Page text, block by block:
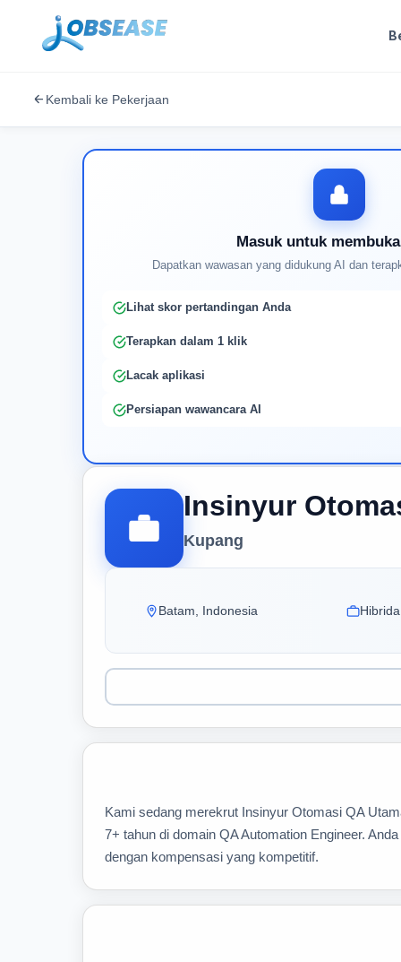
Kembali ke Pekerjaan
Insinyur
Kupang
Batam, Indonesia Hibrida
Kami sedang merekrut Insinyur Otomasi QA
7+ tahun di domain QA Automation Engineer.
dengan kompensasi yang kompetitif.
Masuk untuk
Dapatkan wawasan yang didukung AI dan
Lihat skor pertandingan Anda
Terapkan dalam 1 klik
Lacak aplikasi
Persiapan wawancara AI